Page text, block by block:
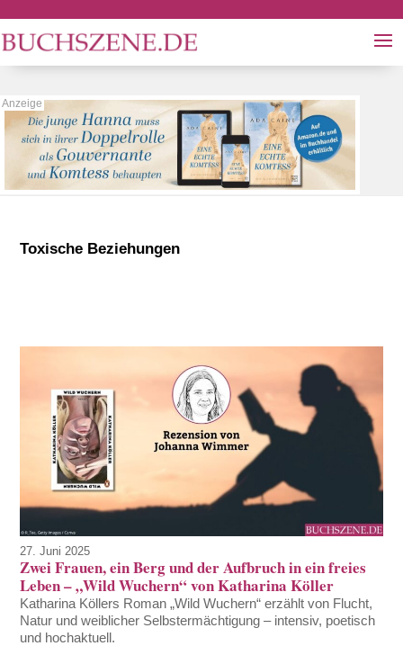
Toxische Beziehungen
27. Juni 2025
Zwei Frauen, ein Berg und der Aufbruch in ein freies
Leben – „Wild Wuchern“ von Katharina Köller
Katharina Köllers Roman „Wild Wuchern“ erzählt von Flucht,
Natur und weiblicher Selbstermächtigung – intensiv, poetisch
und hochaktuell.